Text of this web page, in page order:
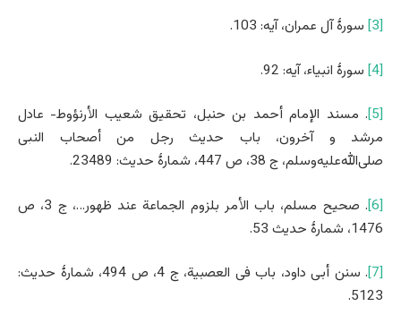
[3] سورۀ آل عمران، آیه: 103.
[4] سورۀ انبیاء، آیه: 92.
[5] . مسند الإمام أحمد بن حنبل، تحقیق شعیب الأرنؤوط- عادل
مرشد و آخرون، باب حدیث رجل من أصحاب النبی
صلی‌الله‌علیه‌وسلم، ج 38، ص 447، شمارۀ حدیث: 23489.
[6]
. صحیح مسلم، باب الأمر بلزوم الجماعة عند ظهور…، ج 3، ص
1476، شمارۀ حدیث 53.
[7]
. سنن أبی داود، باب فی العصبیة، ج 4، ص 494، شمارۀ حدیث:
5123.